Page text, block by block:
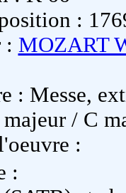
:
: MOZART
: Messe,
/ C
:
: